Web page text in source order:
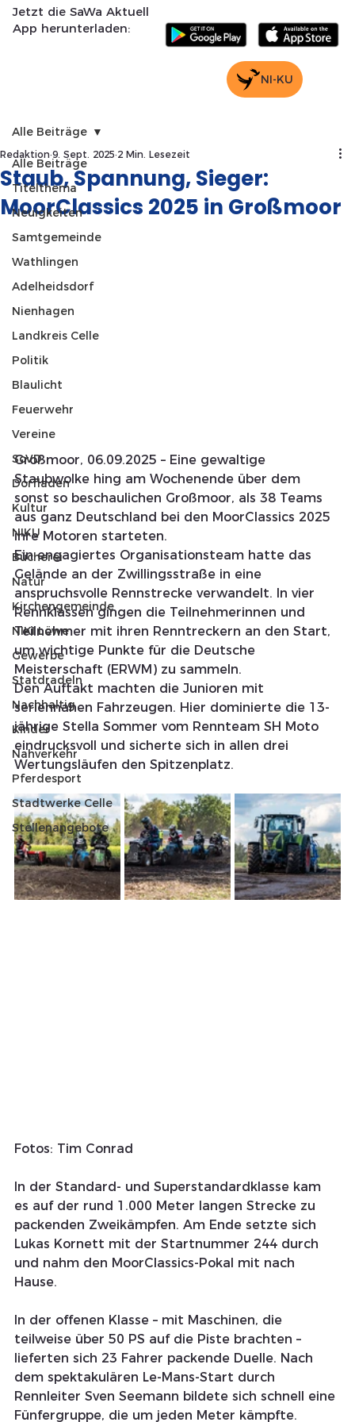
Jetzt die SaWa Aktuell
App herunterladen:
NI-KU
Alle Beiträge
Titelthema
Neuigkeiten
Samtgemeinde
Wathlingen
Adelheidsdorf
Nienhagen
Landkreis Celle
Politik
Blaulicht
Feuerwehr
Vereine
SoVD
Dorfladen
Kultur
NIKU
Bücherei
Natur
Kirchengemeinde
NIKI Löwe
Gewerbe
Statdradeln
Nachhaltig
Kinder
Nahverkehr
Pferdesport
Stadtwerke Celle
Stellenangebote
Alle Beiträge
Staub, Spannung, Sieger:
MoorClassics 2025 in Großmoor
Redaktion 9. Sept. 2025 2 Min. Lesezeit
Großmoor, 06.09.2025 – Eine gewaltige
Staubwolke hing am Wochenende über dem
sonst so beschaulichen Großmoor, als 38 Teams
aus ganz Deutschland bei den MoorClassics 2025
ihre Motoren starteten.
Ein engagiertes Organisationsteam hatte das
Gelände an der Zwillingsstraße in eine
anspruchsvolle Rennstrecke verwandelt. In vier
Rennklassen gingen die Teilnehmerinnen und
Teilnehmer mit ihren Renntreckern an den Start,
um wichtige Punkte für die Deutsche
Meisterschaft (ERWM) zu sammeln.
Den Auftakt machten die Junioren mit
seriennahen Fahrzeugen. Hier dominierte die 13-
jährige Stella Sommer vom Rennteam SH Moto
eindrucksvoll und sicherte sich in allen drei
Wertungsläufen den Spitzenplatz.
Fotos: Tim Conrad
In der Standard- und Superstandardklasse kam
es auf der rund 1.000 Meter langen Strecke zu
packenden Zweikämpfen. Am Ende setzte sich
Lukas Kornett mit der Startnummer 244 durch
und nahm den MoorClassics-Pokal mit nach
Hause.
In der offenen Klasse – mit Maschinen, die
teilweise über 50 PS auf die Piste brachten –
lieferten sich 23 Fahrer packende Duelle. Nach
dem spektakulären Le-Mans-Start durch
Rennleiter Sven Seemann bildete sich schnell eine
Fünfergruppe, die um jeden Meter kämpfte.